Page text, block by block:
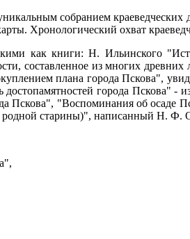
собранием
Хронологический охват
как книги: Н. Ильинского
составленное из многих
плана города Пскова",
города Пскова" -
Пскова", "Воспоминания об
родной старины)", написанный Н. Ф.